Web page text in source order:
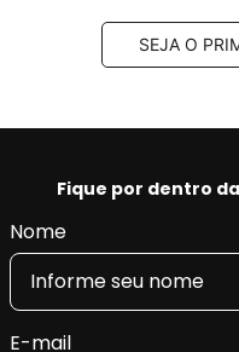
SEJA O
Fique por dentro
Nome
E-mail